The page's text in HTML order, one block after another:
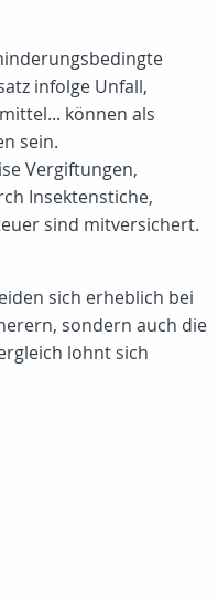
infolge Unfall,
können als
sein.
Vergiftungen,
Insektenstiche,
sind mitversichert.
sich erheblich bei
sondern auch die
lohnt sich